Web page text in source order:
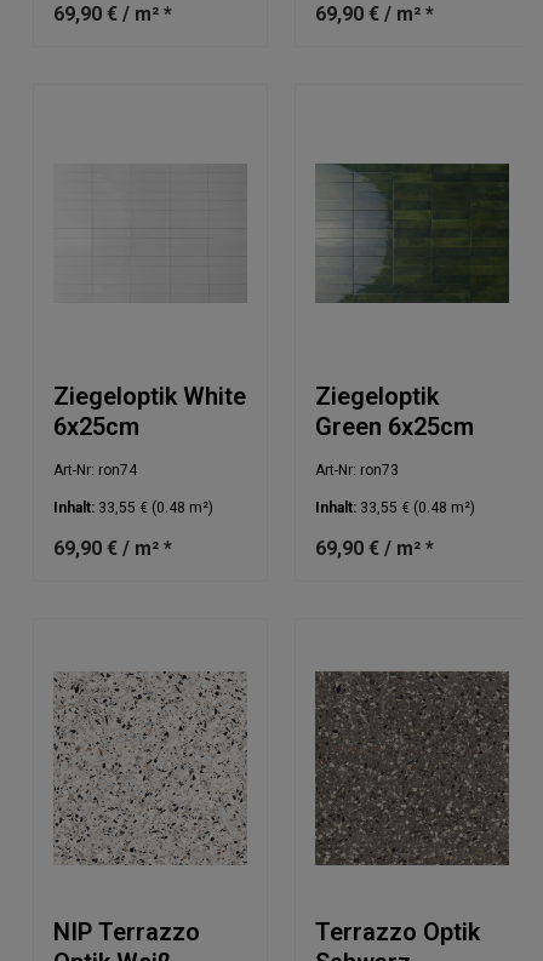
69,90 € / m² * 69,90 € / m² *
Ziegeloptik White
6x25cm
Art-Nr: ron74
Inhalt: 33,55 € (0.48 m²)
69,90 € / m² *
Ziegeloptik
Green 6x25cm
Art-Nr: ron73
Inhalt: 33,55 € (0.48 m²)
69,90 € / m² *
NIP Terrazzo
Terrazzo Optik